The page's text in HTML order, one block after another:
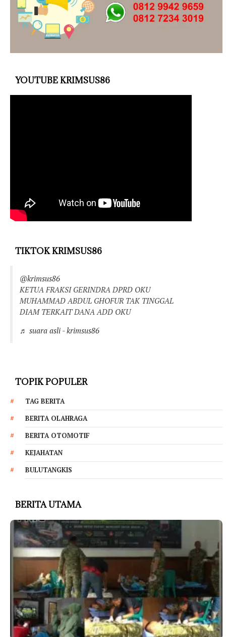
YOUTUBE KRIMSUS86
TIKTOK KRIMSUS86
@krimsus86
KETUA FRAKSI GERINDRA DPRD OKU
MUHAMMAD ABDUL GHOFUR TAK TINGGAL
DIAM TERKAIT DANA ADD OKU
♬ suara asli - krimsus86
TOPIK POPULER
TAG BERITA
BERITA OLAHRAGA
BERITA OTOMOTIF
KEJAHATAN
BULUTANGKIS
BERITA UTAMA